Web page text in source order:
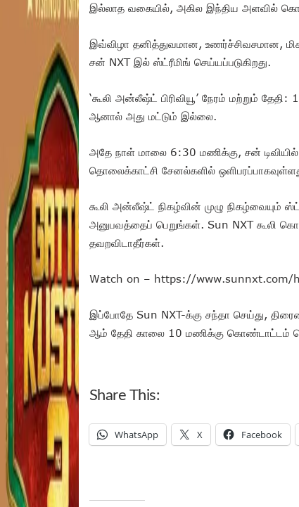
இல்லாத வகையில், அகில இந்திய அளவில்
இவ்விழா தனித்துவமான, உணர்ச்சிவசமான,
சன் NXT இல் ஸ்ட்ரீமிங் செய்யப்படுகிறது.
‘கூலி அன்லீஷ்ட் பிரிவியூ’ நேரம் மற்றும்
ஆனால் அது மட்டும் இல்லை.
அதே நாள் மாலை 6:30 மணிக்கு, சன் டிவியில்
தொலைக்காட்சி சேனல்களில்
கூலி அன்லீஷ்ட் நிகழ்வின் முழு நிகழ்வையும்
அனுபவத்தைப் பெறுங்கள். Sun NXT கூலி
தவறவிடாதீர்கள்.
Watch on – https://www.sunnxt.com/
இப்போதே Sun NXT-க்கு சந்தா செய்து,
ஆம் தேதி காலை 10 மணிக்கு கொண்டாட்டம்
Share This:
WhatsApp X Facebook